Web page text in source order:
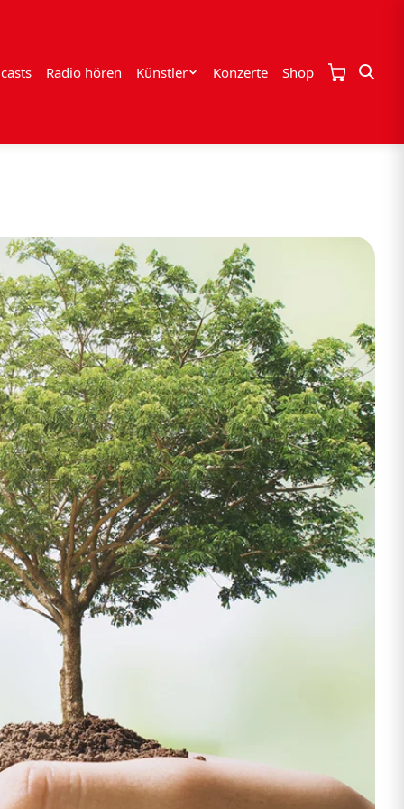
Radio hören Künstler Konzerte Shop